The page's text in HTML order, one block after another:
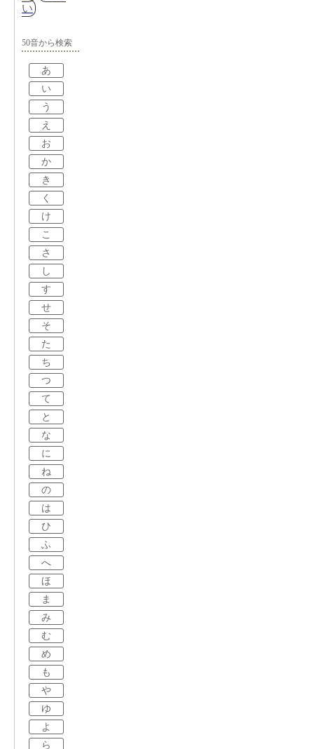
い
50音から検索
あ
い
う
え
お
か
き
く
け
こ
さ
し
す
せ
そ
た
ち
つ
て
と
な
に
ね
の
は
ひ
ふ
へ
ほ
ま
み
む
め
も
や
ゆ
よ
ら